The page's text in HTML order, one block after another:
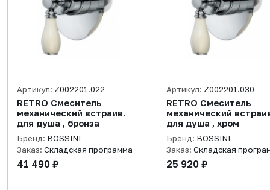
Артикул: Z002201.022
RETRO Смеситель
механический встраив.
для душа , бронза
Бренд: BOSSINI
Заказ: Складская программа
41 490 ₽
Артикул: Z002201.030
RETRO Смеситель
механический встраив.
для душа , хром
Бренд: BOSSINI
Заказ: Складская
25 920 ₽